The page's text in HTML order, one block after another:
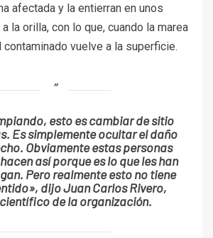
afectada y la entierran en unos
la orilla, con lo que, cuando la marea
contaminado vuelve a la superficie.
esto es cambiar de sitio
Es simplemente ocultar el daño
Obviamente estas personas
así porque es lo que les han
Pero realmente esto no tiene
dijo Juan Carlos Rivero,
de la organización.